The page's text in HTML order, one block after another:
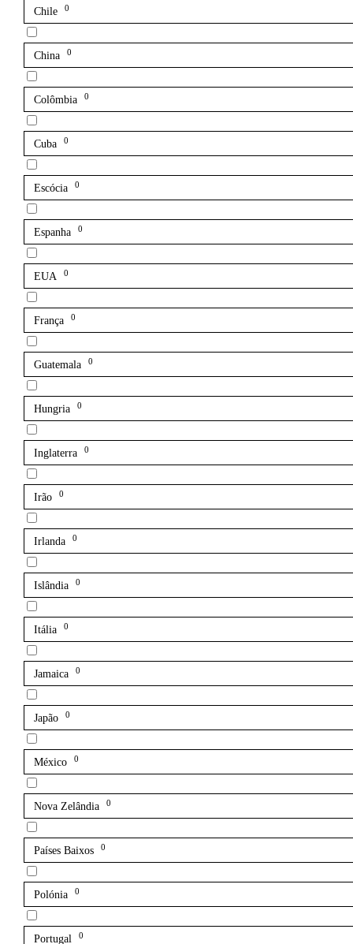
Chile 0
China 0
Colômbia 0
Cuba 0
Escócia 0
Espanha 0
EUA 0
França 0
Guatemala 0
Hungria 0
Inglaterra 0
Irão 0
Irlanda 0
Islândia 0
Itália 0
Jamaica 0
Japão 0
México 0
Nova Zelândia 0
Países Baixos 0
Polónia 0
Portugal 0